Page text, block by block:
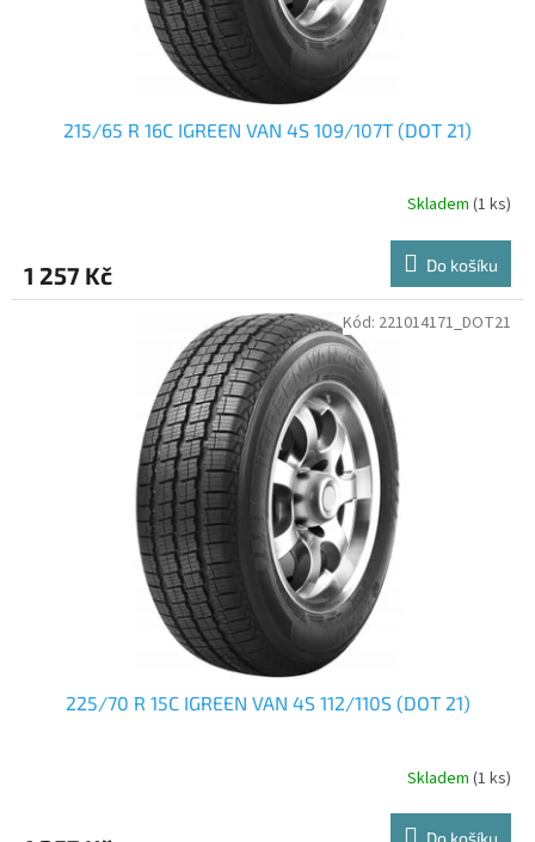
215/65 R 16C IGREEN VAN 4S 109/107T (DOT 21)
Skladem (1 ks)
1 257 Kč Do košíku
225/70 R 15C IGREEN VAN 4S 112/110S (DOT 21)
Skladem (1 ks)
Kód: 221014171_DOT21